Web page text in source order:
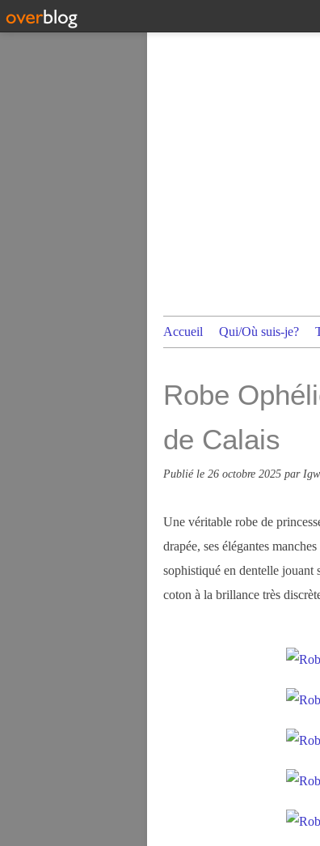
Accueil Qui/Où suis-je?
Robe
de Calais
Publié le 26 octobre 2025 par
Une véritable robe de
drapée, ses élégantes
sophistiqué en dentelle
coton à la brillance très